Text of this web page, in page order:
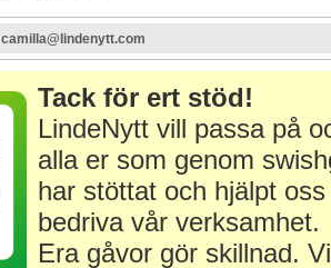
camilla@lindenytt.com
Tack för ert stöd!
LindeNytt vill passa på
alla er som genom
har stöttat och hjälpt
bedriva vår verksamhet.
Era gåvor gör skillnad.